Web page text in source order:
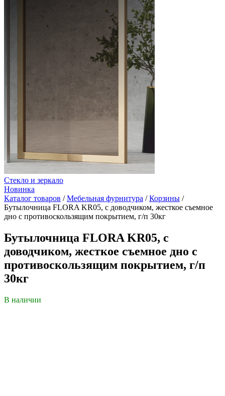
Стекло и зеркало
Новинка
Каталог товаров /Мебельная фурнитура /Корзины /
Бутылочница FLORA KR05, с доводчиком, жесткое съемное
дно с противоскользящим покрытием, г/п 30кг
Бутылочница FLORA KR05, с
доводчиком, жесткое съемное дно с
противоскользящим покрытием, г/п
30кг
В наличии